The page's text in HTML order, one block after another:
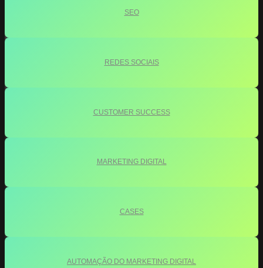
SEO
REDES SOCIAIS
CUSTOMER SUCCESS
MARKETING DIGITAL
CASES
AUTOMAÇÃO DO MARKETING DIGITAL